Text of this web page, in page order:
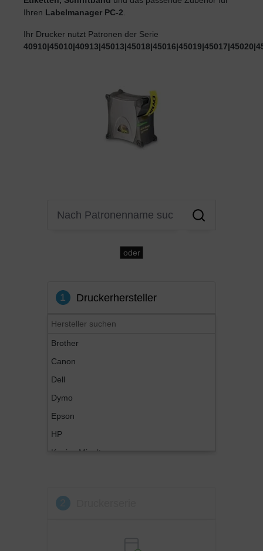
Ihren Labelmanager PC-2
Ihr Drucker nutzt Patronen der Serie
oder
1 Druckerhersteller
Brother
Canon
Dell
Dymo
Epson
HP
Konica Minolta
OKI